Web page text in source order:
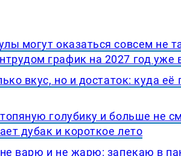
могут оказаться совсем не
график на 2027 год уже
вкус, но и достаток: куда
голубику и больше не
дубак и короткое лето
варю и не жарю: запекаю в